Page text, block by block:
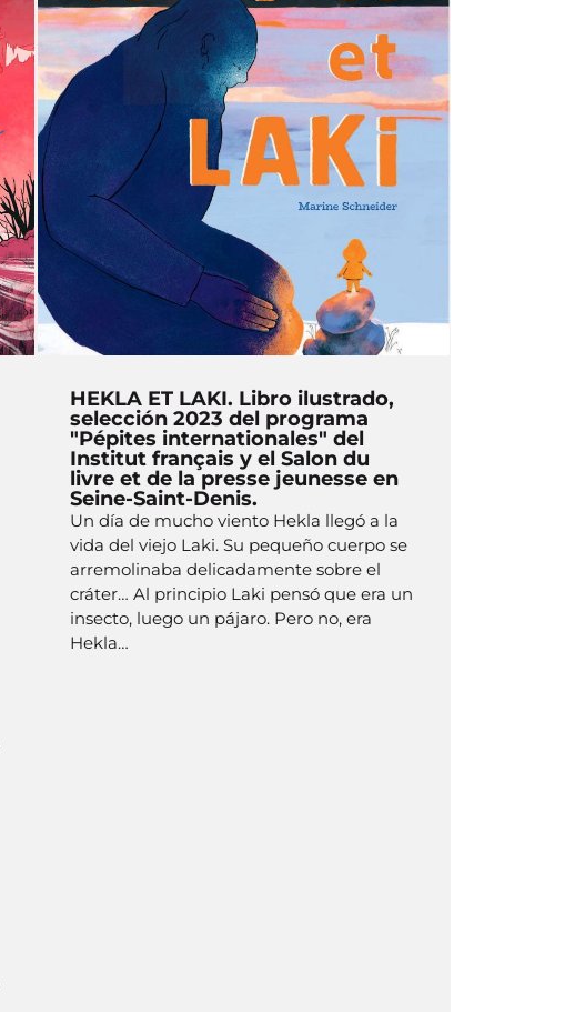
HEKLA ET LAKI. Libro ilustrado,
selección 2023 del programa
"Pépites internationales" del
Institut français y el Salon du
livre et de la presse jeunesse en
Seine-Saint-Denis.
Un día de mucho viento Hekla llegó a la
vida del viejo Laki. Su pequeño cuerpo se
arremolinaba delicadamente sobre el
cráter… Al principio Laki pensó que era un
insecto, luego un pájaro. Pero no, era
Hekla…